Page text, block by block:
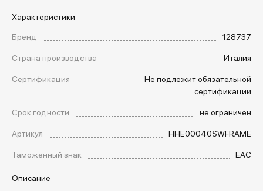
Характеристики
Бренд
128737
Страна производства
Италия
Сертификация
Не подлежит обязательной
сертификации
Срок годности
не ограничен
Артикул
HHE00040SWFRAME
Таможенный знак
EAC
Описание